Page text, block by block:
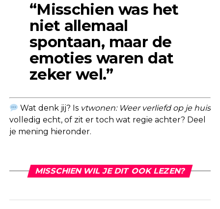
“Misschien was het
niet allemaal
spontaan, maar de
emoties waren dat
zeker wel.”
Wat denk jij? Is vtwonen: Weer verliefd op je huis
volledig echt, of zit er toch wat regie achter? Deel
je mening hieronder.
MISSCHIEN WIL JE DIT OOK LEZEN?